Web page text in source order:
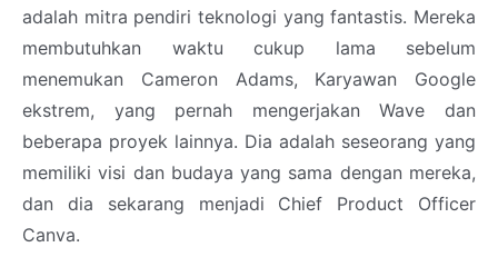
adalah mitra pendiri teknologi yang fantastis. Mereka
membutuhkan waktu cukup lama sebelum
menemukan Cameron Adams, Karyawan Google
ekstrem, yang pernah mengerjakan Wave dan
beberapa proyek lainnya. Dia adalah seseorang yang
memiliki visi dan budaya yang sama dengan mereka,
dan dia sekarang menjadi Chief Product Officer
Canva.